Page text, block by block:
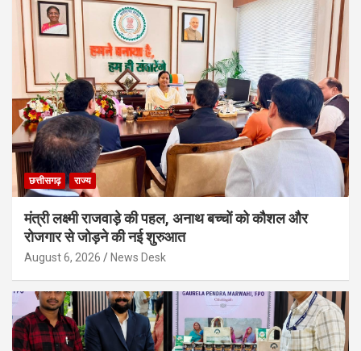
छत्तीसगढ़ राज्य
मंत्री लक्ष्मी राजवाड़े की पहल, अनाथ बच्चों को कौशल और
रोजगार से जोड़ने की नई शुरुआत
August 6, 2026 News Desk